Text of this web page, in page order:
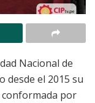
Nacional de
desde el 2015 su
conformada por